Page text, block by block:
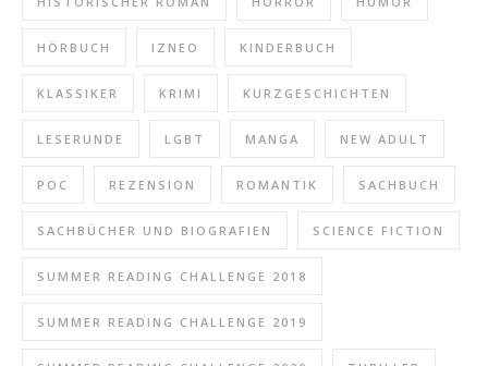
HÖRBUCH IZNEO KINDERBUCH
KLASSIKER KRIMI KURZGESCHICHTEN
LESERUNDE LGBT MANGA NEW ADULT
POC REZENSION ROMANTIK SACHBUCH
SACHBÜCHER UND BIOGRAFIEN SCIENCE FICTION
SUMMER READING CHALLENGE 2018
SUMMER READING CHALLENGE 2019